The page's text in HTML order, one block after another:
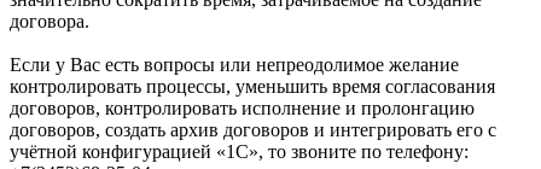
договора.
Если у Вас есть вопросы или непреодолимое желание
контролировать процессы, уменьшить время согласования
договоров, контролировать исполнение и пролонгацию
договоров, создать архив договоров и интегрировать его с
учётной конфигурацией «1С», то звоните по телефону: